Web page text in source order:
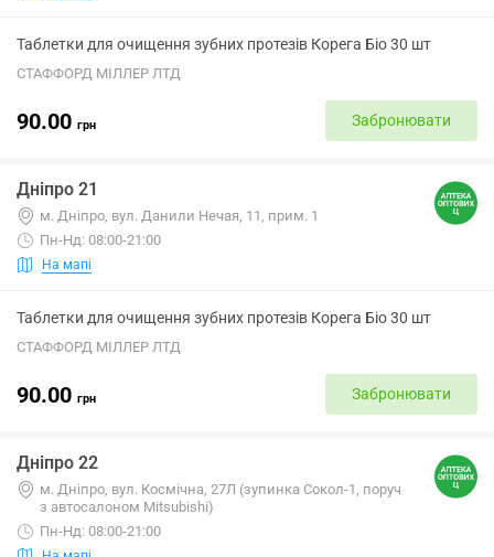
Таблетки для очищення зубних протезів Корега Біо 30 шт
СТАФФОРД МІЛЛЕР ЛТД
90.00 грн Забронювати
Дніпро 21
м. Дніпро, вул. Данили Нечая, 11, прим. 1
Пн-Нд: 08:00-21:00
На мапі
Таблетки для очищення зубних протезів Корега Біо 30 шт
СТАФФОРД МІЛЛЕР ЛТД
90.00 грн Забронювати
Дніпро 22
м. Дніпро, вул. Космічна, 27Л (зупинка Сокол-1, поруч
з автосалоном Mitsubishi)
Пн-Нд: 08:00-21:00